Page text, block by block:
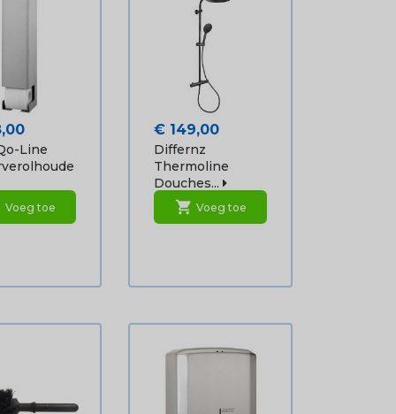
Line
Voeg toe
Prijs
€ 149,00
Differnz
Thermoline
Douches...
shopping_cart Voeg toe